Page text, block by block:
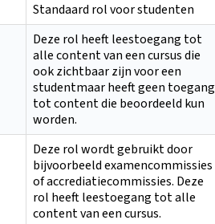
Standaard rol voor studenten
Deze rol heeft leestoegang tot
alle content van een cursus die
ook zichtbaar zijn voor een
studentmaar heeft geen toegang
tot content die beoordeeld kun
worden.
Deze rol wordt gebruikt door
bijvoorbeeld examencommissies
of accrediatiecommissies. Deze
rol heeft leestoegang tot alle
content van een cursus.